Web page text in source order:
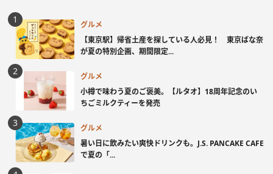
グルメ
【東京駅】帰省土産を探している人必見！ 東京ばな奈
が夏の特別企画、期間限定...
グルメ
小樽で味わう夏のご褒美。【ルタオ】18周年記念のい
ちごミルクティーを発売
グルメ
暑い日に飲みたい爽快ドリンクも。J.S. PANCAKE CAFE
で夏の「...